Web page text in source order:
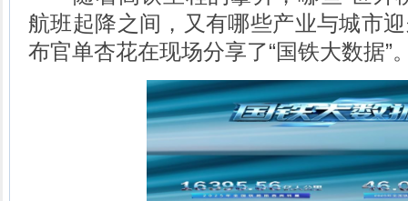
航班起降之间，又有哪些产业与城市
布官单杏花在现场分享了“国铁大数据”